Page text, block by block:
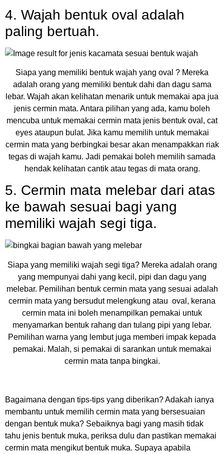
4. Wajah bentuk oval adalah
paling bertuah.
Siapa yang memiliki bentuk wajah yang oval ? Mereka
adalah orang yang memiliki bentuk dahi dan dagu sama
lebar. Wajah akan kelihatan menarik untuk memakai apa jua
jenis cermin mata. Antara pilihan yang ada, kamu boleh
mencuba untuk memakai cermin mata jenis bentuk oval, cat
eyes ataupun bulat. Jika kamu memilih untuk memakai
cermin mata yang berbingkai besar akan menampakkan riak
tegas di wajah kamu. Jadi pemakai boleh memilih samada
hendak kelihatan cantik atau tegas di mata orang.
5. Cermin mata melebar dari atas
ke bawah sesuai bagi yang
memiliki wajah segi tiga.
Siapa yang memiliki wajah segi tiga? Mereka adalah orang
yang mempunyai dahi yang kecil, pipi dan dagu yang
melebar. Pemilihan bentuk cermin mata yang sesuai adalah
cermin mata yang bersudut melengkung atau oval, kerana
cermin mata ini boleh menampilkan pemakai untuk
menyamarkan bentuk rahang dan tulang pipi yang lebar.
Pemilihan warna yang lembut juga memberi impak kepada
pemakai. Malah, si pemakai di sarankan untuk memakai
cermin mata tanpa bingkai.
Bagaimana dengan tips-tips yang diberikan? Adakah ianya
membantu untuk memilih cermin mata yang bersesuaian
dengan bentuk muka? Sebaiknya bagi yang masih tidak
tahu jenis bentuk muka, periksa dulu dan pastikan memakai
cermin mata mengikut bentuk muka. Supaya apabila